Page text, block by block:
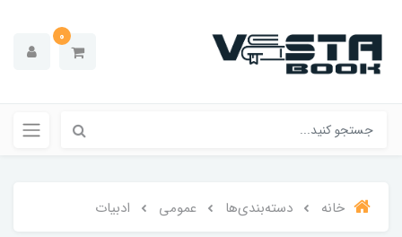
0
خانه دسته‌بندی‌ها عمومی ادبیات